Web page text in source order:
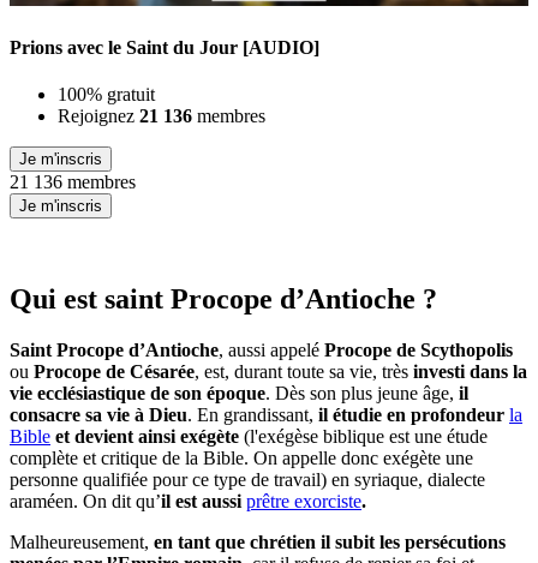
Prions avec le Saint du Jour [AUDIO]
100% gratuit
Rejoignez 21 136 membres
Je m'inscris
21 136 membres
Je m'inscris
Qui est saint Procope d’Antioche ?
Saint Procope d’Antioche, aussi appelé Procope de Scythopolis
ou Procope de Césarée, est, durant toute sa vie, très investi dans la
vie ecclésiastique de son époque. Dès son plus jeune âge, il
consacre sa vie à Dieu. En grandissant, il étudie en profondeur la
Bible et devient ainsi exégète (l'exégèse biblique est une étude
complète et critique de la Bible. On appelle donc exégète une
personne qualifiée pour ce type de travail) en syriaque, dialecte
araméen. On dit qu’il est aussi prêtre exorciste.
Malheureusement, en tant que chrétien il subit les persécutions